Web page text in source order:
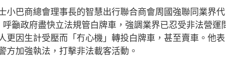
a
u
r
e
-
n
小巴商總會理事長的智慧出行聯合商會周國強聯同業界代
籲政府盡快立法規管白牌車，強調業界已忍受非法營運
更因生計受壓而「冇心機」轉投白牌車，甚至賣車。他表
方加強執法，打擊非法載客活動。